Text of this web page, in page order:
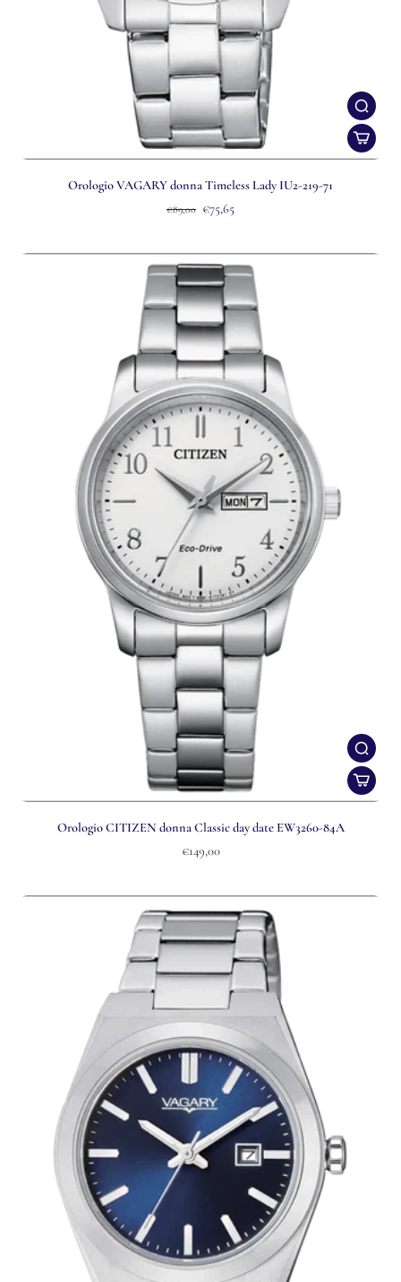
Orologio VAGARY donna Timeless Lady IU2-219-71
€89,00 €75,65
Orologio CITIZEN donna Classic day date EW3260-84A
€149,00